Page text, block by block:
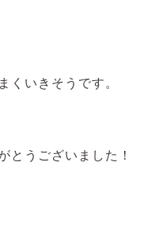
くいきそうです。
とうございました！